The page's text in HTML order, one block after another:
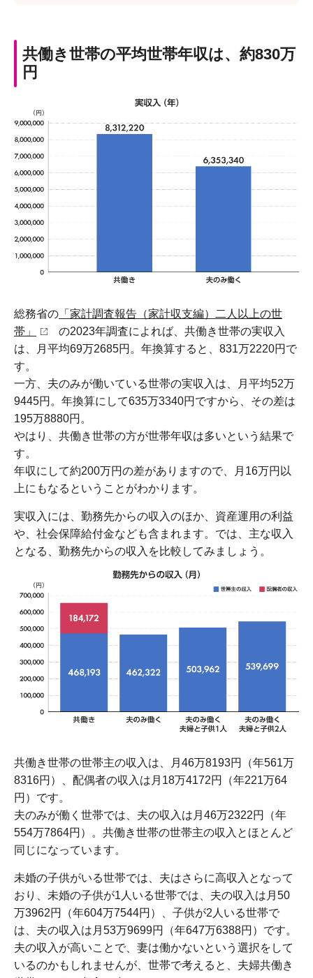
共働き世帯の平均世帯年収は、約830万
円
総務省の 「家計調査報告（家計収支編）二人以上の世
帯」
の2023年調査によれば、共働き世帯の実収入
は、月平均69万2685円。年換算すると、831万2220円で
す。
一方、夫のみが働いている世帯の実収入は、月平均52万
9445円。年換算にして635万3340円ですから、その差は
195万8880円。
やはり、共働き世帯の方が世帯年収は多いという結果で
す。
年収にして約200万円の差がありますので、月16万円以
上にもなるということがわかります。
実収入には、勤務先からの収入のほか、資産運用の利益
や、社会保障給付金なども含まれます。では、主な収入
となる、勤務先からの収入を比較してみましょう。
共働き世帯の世帯主の収入は、月46万8193円（年561万
8316円）、配偶者の収入は月18万4172円（年221万64
円）です。
夫のみが働く世帯では、夫の収入は月46万2322円（年
554万7864円）。共働き世帯の世帯主の収入とほとんど
同じになっています。
未婚の子供がいる世帯では、夫はさらに高収入となって
おり、未婚の子供が1人いる世帯では、夫の収入は月50
万3962円（年604万7544円）、子供が2人いる世帯で
は、夫の収入は月53万9699円（年647万6388円）です。
夫の収入が高いことで、妻は働かないという選択をして
いるのかもしれませんが、世帯で考えると、夫婦共働き